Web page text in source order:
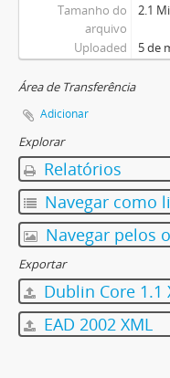
Tamanho do
arquivo
2.1
Uploaded 5 de
Área de Transferência
Adicionar
Explorar
Relatórios
Navegar como
Navegar pelos
Exportar
Dublin Core 1.1
EAD 2002 XML